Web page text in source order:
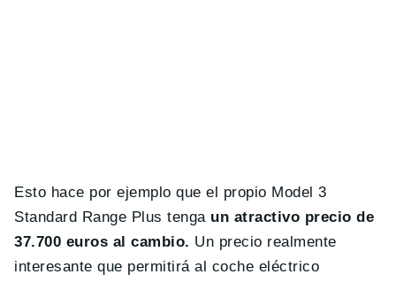
Esto hace por ejemplo que el propio Model 3
Standard Range Plus tengaun atractivo precio de
37.700 euros al cambio. Un precio realmente
interesante que permitirá al coche eléctrico